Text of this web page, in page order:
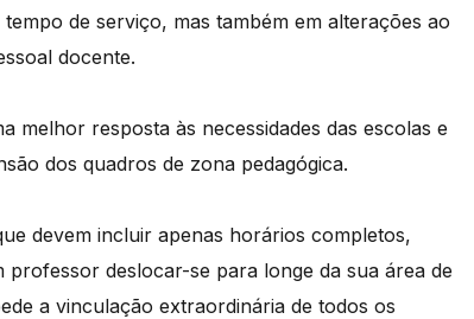
de serviço, mas também em alterações ao
docente.
melhor resposta às necessidades das escolas e
dos quadros de zona pedagógica.
devem incluir apenas horários completos,
deslocar-se para longe da sua área de
a vinculação extraordinária de todos os